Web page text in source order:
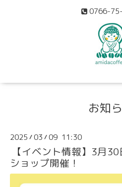
0766-
お知
2025 /03 /09 11:30
【イベント情報】3月
ショップ開催！